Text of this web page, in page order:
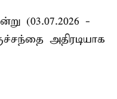
(03.07.2026 -
அதிரடியாக